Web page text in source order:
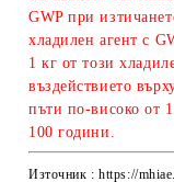
GWP при
хладилен агент с
1 кг от този
въздействието
пъти по-високо от
100 години.
Източник : https://